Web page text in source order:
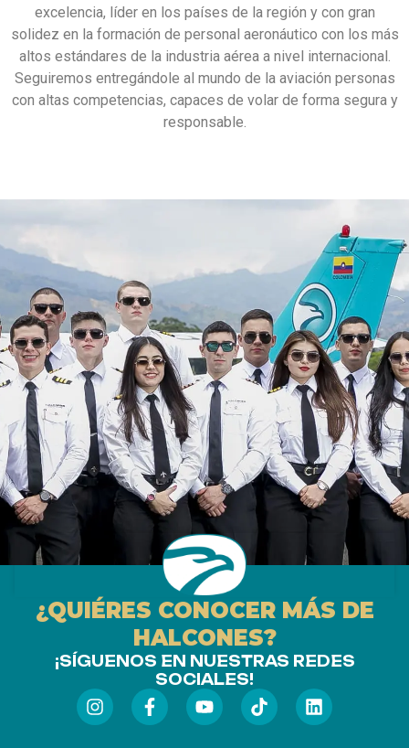
excelencia, líder en los países de la región y con gran
solidez en la formación de personal aeronáutico con los más
altos estándares de la industria aérea a nivel internacional.
Seguiremos entregándole al mundo de la aviación personas
con altas competencias, capaces de volar de forma segura y
responsable.
¿QUIÉRES CONOCER MÁS DE
HALCONES?
¡SÍGUENOS EN NUESTRAS REDES
SOCIALES!